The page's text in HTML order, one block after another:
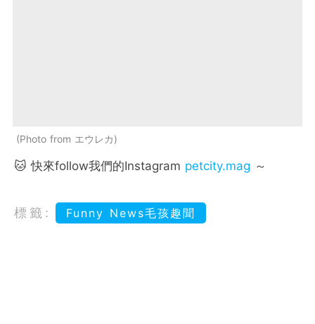
Photo from エウレカ
🐱 快來follow我們的Instagram petcity.mag ～
標籤: Funny News毛孩趣聞